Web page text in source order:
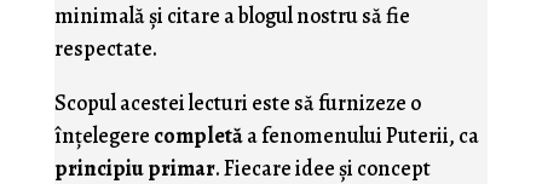
minimală şi citare a blogul nostru să fie
respectate.
Scopul acestei lecturi este să furnizeze o
înţelegere completăa fenomenului Puterii, ca
principiu primar. Fiecare idee şi concept